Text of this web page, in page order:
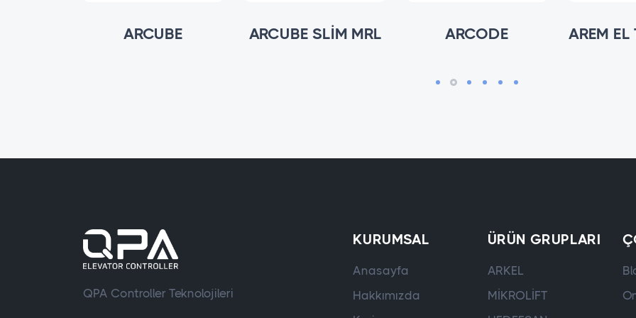
ARCUBE ARCUBE SLİM MRL ARCODE
QPA Controller Teknolojileri
KURUMSAL
Anasayfa
Hakkımızda
ÜRÜN GRUPLARI
ARKEL
MİKROLİFT